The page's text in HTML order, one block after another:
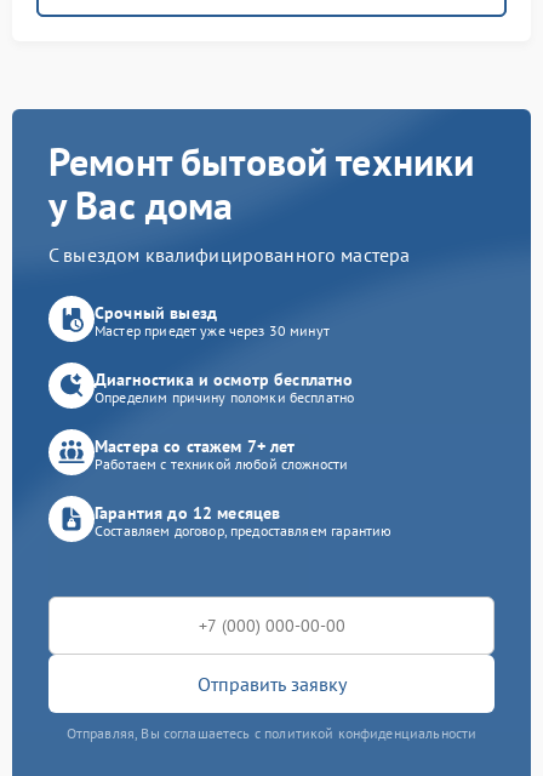
Ремонт бытовой техники
у Вас дома
С выездом квалифицированного мастера
Срочный выезд
Мастер приедет уже через 30 минут
Диагностика и осмотр бесплатно
Определим причину поломки бесплатно
Мастера со стажем 7+ лет
Работаем с техникой любой сложности
Гарантия до 12 месяцев
Составляем договор, предоставляем гарантию
Отправить заявку
Отправляя, Вы соглашаетесь с политикой конфиденциальности